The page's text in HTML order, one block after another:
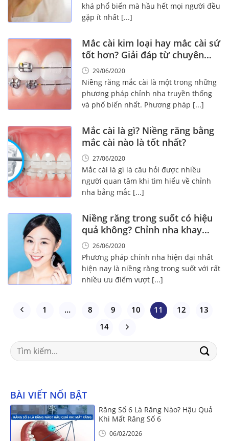
khá phổ biến mà hầu hết mọi người đều
gặp ít nhất [...]
Mắc cài kim loại hay mắc cài sứ
tốt hơn? Giải đáp từ chuyên
gia!29/06/2020
Niềng răng mắc cài là một trong những
phương pháp chỉnh nha truyền thống
và phổ biến nhất. Phương pháp [...]
Mắc cài là gì? Niềng răng bằng
mắc cài nào là tốt nhất?
27/06/2020
Mắc cài là gì là câu hỏi được nhiều
người quan tâm khi tìm hiểu về chỉnh
nha bằng mắc [...]
Niềng răng trong suốt có hiệu
quả không? Chỉnh nha khay
trong suốt ở đâu tốt nhất?
26/06/2020
Phương pháp chỉnh nha hiện đại nhất
hiện nay là niềng răng trong suốt với rất
nhiều ưu điểm vượt [...]
1 … 8 9 10 11 12
13
14
Search
for:
BÀI VIẾT NỔI BẬT
Răng Số 6 Là Răng Nào? Hậu Quả
Khi Mất Răng Số 6
06/02/2026